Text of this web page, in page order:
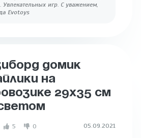
Увлекательных игр. С уважением,
Evotoys
ДОМИК
НА
29Х35 СМ
5 0 05.09.2021